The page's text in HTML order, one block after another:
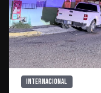
Internacional